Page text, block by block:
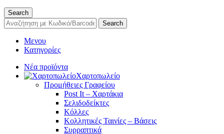
Search
Search
Μενου
Κατηγορίες
Νέα προϊόντα
Χαρτοπωλείο
Προμήθειες Γραφείου
Post It – Χαρτάκια
Σελιδοδείκτες
Κόλλες
Κολλητικές Ταινίες – Βάσεις
Συρραπτικά